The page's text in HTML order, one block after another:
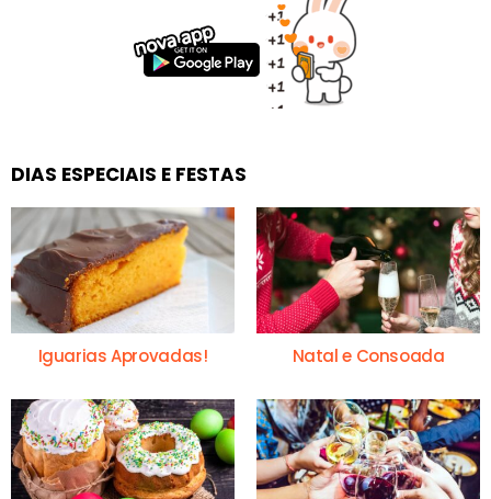
DIAS ESPECIAIS E FESTAS
Iguarias Aprovadas! Natal e Consoada